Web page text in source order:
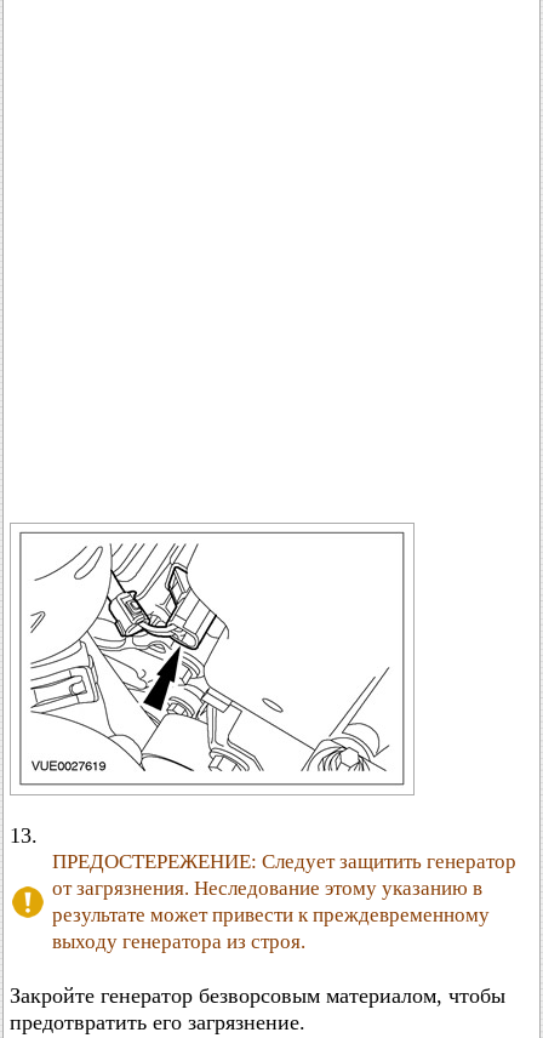
13.
ПРЕДОСТЕРЕЖЕНИЕ: Следует защитить генератор
от загрязнения. Неследование этому указанию в
результате может привести к преждевременному
выходу генератора из строя.
Закройте генератор безворсовым материалом, чтобы
предотвратить его загрязнение.